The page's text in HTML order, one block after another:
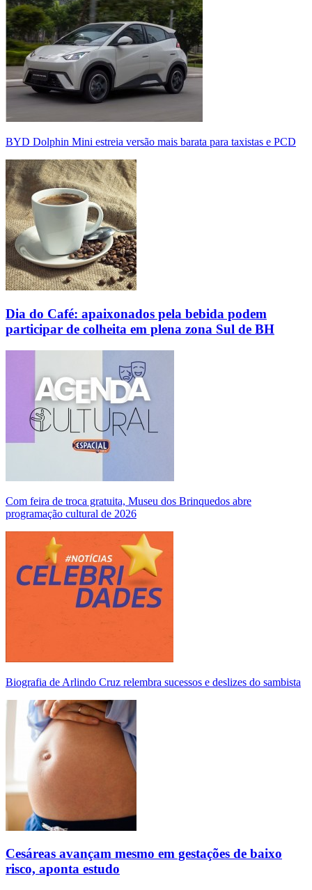
BYD Dolphin Mini estreia versão mais barata para taxistas e PCD
Dia do Café: apaixonados pela bebida podem
participar de colheita em plena zona Sul de BH
Com feira de troca gratuita, Museu dos Brinquedos abre
programação cultural de 2026
Biografia de Arlindo Cruz relembra sucessos e deslizes do sambista
Cesáreas avançam mesmo em gestações de baixo
risco, aponta estudo